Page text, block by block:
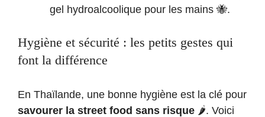
gel hydroalcoolique pour les mains 🐝.
Hygiène et sécurité : les petits gestes qui
font la différence
En Thaïlande, une bonne hygiène est la clé pour
savourer la street food sans risque 🌶️. Voici